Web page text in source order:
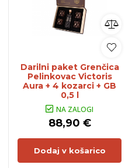
Darilni paket Grenčica
Pelinkovac Victoris
Aura + 4 kozarci + GB
0,5 l
NA ZALOGI
88,90 €
Dodaj v košarico